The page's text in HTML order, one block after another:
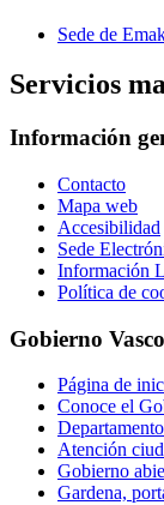
Sede de
Servicios
Información
Contacto
Mapa web
Accesibilidad
Sede
Información
Política de
Gobierno Vasco
Página de
Conoce el
Atención
Gobierno
Gardena,